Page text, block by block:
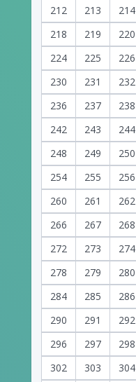
212
213 214
218
219 220
224
225 226
230
231 232
236
237 238
242
243 244
248
249 250
254
255 256
260
261 262
266
267 268
272
273 274
278
279 280
284
285 286
290
291 292
296
297 298
302
303 304